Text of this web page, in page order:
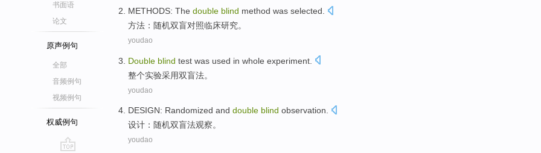
书面语
论文
原声例句
全部
音频例句
视频例句
权威例句
METHODS: The double blind method was selected.
方法 ： 随机双盲对照临床研究。
youdao
Double blind test was used in whole experiment
整个实验采用双盲法。
youdao
DESIGN: Randomized and double blind observation.
设计 ： 随机双盲法观察。
youdao